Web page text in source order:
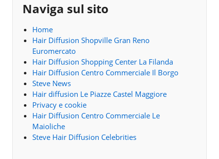
Naviga sul sito
Home
Hair Diffusion Shopville Gran Reno
Euromercato
Hair Diffusion Shopping Center La Filanda
Hair Diffusion Centro Commerciale Il Borgo
Steve News
Hair diffusion Le Piazze Castel Maggiore
Privacy e cookie
Hair Diffusion Centro Commerciale Le
Maioliche
Steve Hair Diffusion Celebrities